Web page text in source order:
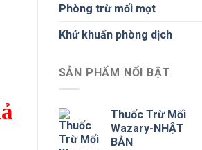
Phòng trừ mối mọt
Khử khuẩn phòng dịch
SẢN PHẨM NỔI BẬT
Thuốc Trừ Mối
Wazary-NHẬT
BẢN